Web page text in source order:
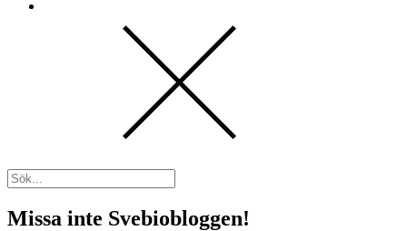
Missa inte Svebiobloggen!